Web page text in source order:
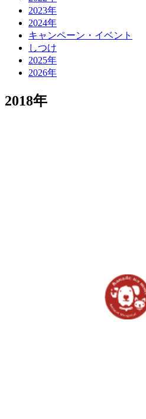
2023年
2024年
キャンペーン・イベント
しつけ
2025年
2026年
2018年